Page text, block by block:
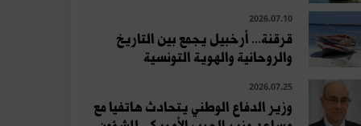
2026.07.10
قرقنة... أرخبيل يجمع بين التاريخ
والروحانية والهوية التونسية
2026.07.25
وزير الدفاع الوطني يتحادث هاتفيا مع